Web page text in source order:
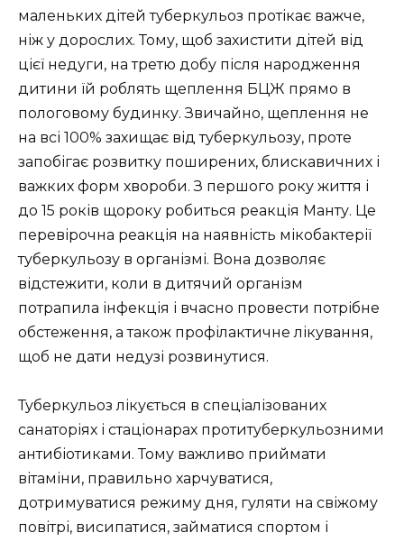
маленьких дітей туберкульоз протікає важче,
ніж у дорослих. Тому, щоб захистити дітей від
цієї недуги, на третю добу після народження
дитини їй роблять щеплення БЦЖ прямо в
пологовому будинку. Звичайно, щеплення не
на всі 100% захищає від туберкульозу, проте
запобігає розвитку поширених, блискавичних і
важких форм хвороби. З першого року життя і
до 15 років щороку робиться реакція Манту. Це
перевірочна реакція на наявність мікобактерії
туберкульозу в організмі. Вона дозволяє
відстежити, коли в дитячий організм
потрапила інфекція і вчасно провести потрібне
обстеження, а також профілактичне лікування,
щоб не дати недузі розвинутися.
Туберкульоз лікується в спеціалізованих
санаторіях і стаціонарах протитуберкульозними
антибіотиками. Тому важливо приймати
вітаміни, правильно харчуватися,
дотримуватися режиму дня, гуляти на свіжому
повітрі, висипатися, займатися спортом і